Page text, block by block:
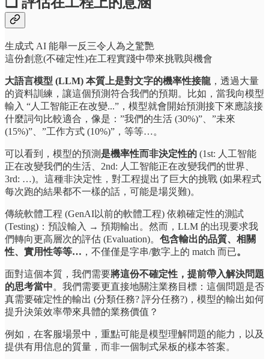
生成式 AI 能舉一反三令人為之驚艷
這份創意(不確定性)在工程實踐中帶來挑戰與機會
大語言模型 (LLM) 本質上是對文字的機率性接龍 ，透過大量
的資料訓練，讓這個預測符合我們的預期。比如，當我向模型
輸入 “人工智能正在改變...”，模型就會開始預測接下來應該接
什麼詞句比較適合，像是：”我們的生活 (30%)”、”未來
(15%)”、”工作方式 (10%)”，等等…。
可以看到，模型的預測是機率性而非決定性的 (1st: 人工智能
正在改變我們的生活、2nd: 人工智能正在改變我們的世界、
3rd: …)。這種非決定性，對工程提出了巨大的挑戰 (如果程式
每次跑的結果都不一樣的話，可能是場災難)。
傳統軟體工程 (GenAI以前的軟體工程) 依賴確定性的測試
(Testing)：預設輸入 → 預期輸出。然而，LLM 的出現要求我
們轉向更高層次的評估 (Evaluation)。 包含輸出的品質、相關
性、實用性等等… ，不僅僅是字串/數字上的 match 而已。
面對這個本質，我們需要將這份不確定性，提前帶入解決問題
的思考當中。我們需要更直接地關注業務目標：這個問題是否
真需要確定性的輸出 (分類任務? 評分任務?)，模型的輸出如何
提升決策效率帶來具體的業務價值？
例如，在客服場景中，重點可能是模型理解問題的能力，以及
提供有用信息的質量，而非一個制式呆板的樣本答案。